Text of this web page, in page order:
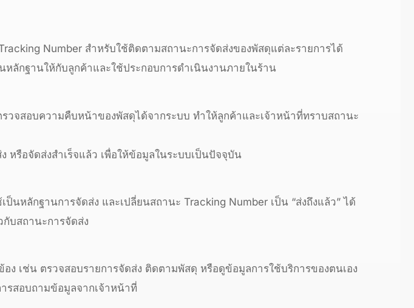
Number สำหรับใช้ติดตามสถานะการจัดส่งของพัสดุแต่ละรายการได้
หลักฐานให้กับลูกค้าและใช้ประกอบการดำเนินงานภายในร้าน
จสอบความคืบหน้าของพัสดุได้จากระบบ ทำให้ลูกค้าและเจ้าหน้าที่ทราบสถานะ
รือจัดส่งสำเร็จแล้ว เพื่อให้ข้อมูลในระบบเป็นปัจจุบัน
นหลักฐานการจัดส่ง และเปลี่ยนสถานะ Tracking Number เป็น “ส่งถึงแล้ว” ได้
บสถานะการจัดส่ง
ง เช่น ตรวจสอบรายการจัดส่ง ติดตามพัสดุ หรือดูข้อมูลการใช้บริการของตนเอง
รสอบถามข้อมูลจากเจ้าหน้าที่